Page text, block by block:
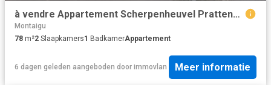
à vendre Appartement Scherpenheuvel Prattenborgstraat
Montaigu
78 m²2 Slaapkamers1 BadkamerAppartement
6 dagen geleden aangeboden door immovlan Meer informatie